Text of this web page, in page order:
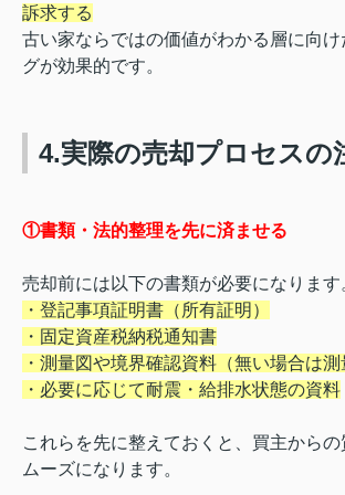
訴求する
古い家ならではの価値がわかる層に向
グが効果的です。
4.実際の売却プロセスの
①書類・法的整理を先に済ませる
売却前には以下の書類が必要になります
・登記事項証明書（所有証明）
・固定資産税納税通知書
・測量図や境界確認資料（無い場合は測
・必要に応じて耐震・給排水状態の資料
これらを先に整えておくと、買主から
ムーズになります。